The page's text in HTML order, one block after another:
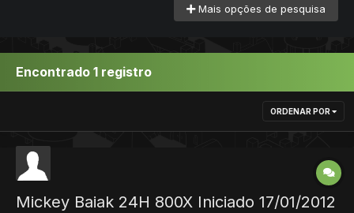
Mais opções de pesquisa
Encontrado 1 registro
ORDENAR POR
Mickey Baiak 24H 800X Iniciado 17/01/2012